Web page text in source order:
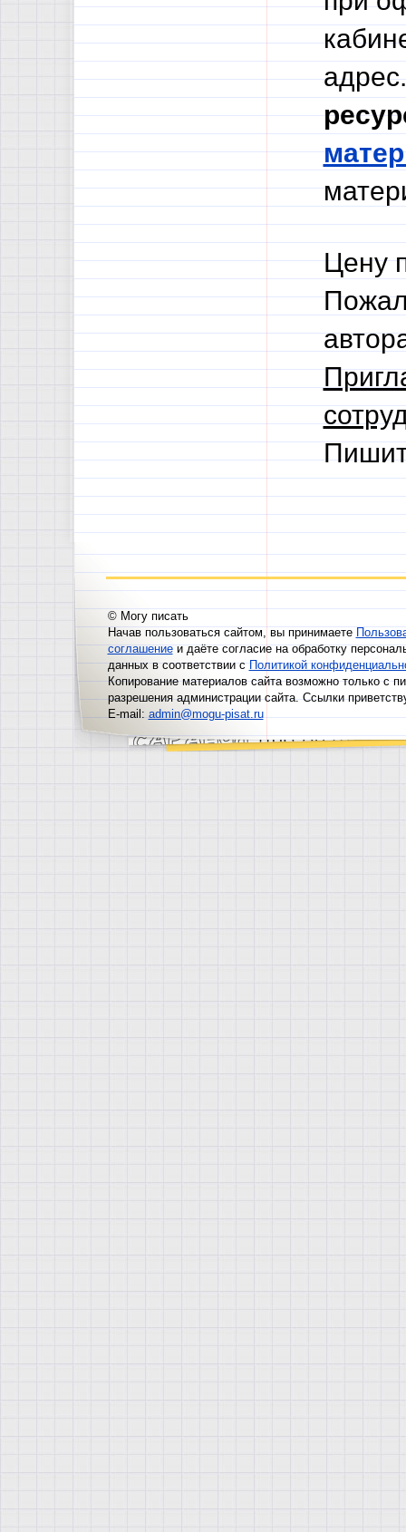
Цену
© Могу писать
Начав пользоваться сайтом, вы принимаете
соглашениеи даёте согласие на обработку
данных в соответствии сПолитикой
Копирование материалов сайта возможно только с
разрешения администрации сайта. Ссылки
E-mail:admin@mogu-pisat.ru